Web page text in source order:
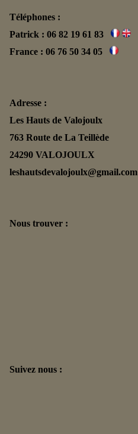
Téléphones :
Patrick : 06 82 19 61 83
France : 06 76 50 34 05
Adresse :
Les Hauts de Valojoulx
763 Route de La Teillède
24290 VALOJOULX
leshautsdevalojoulx@gmail.com
Nous trouver :
Suivez nous :